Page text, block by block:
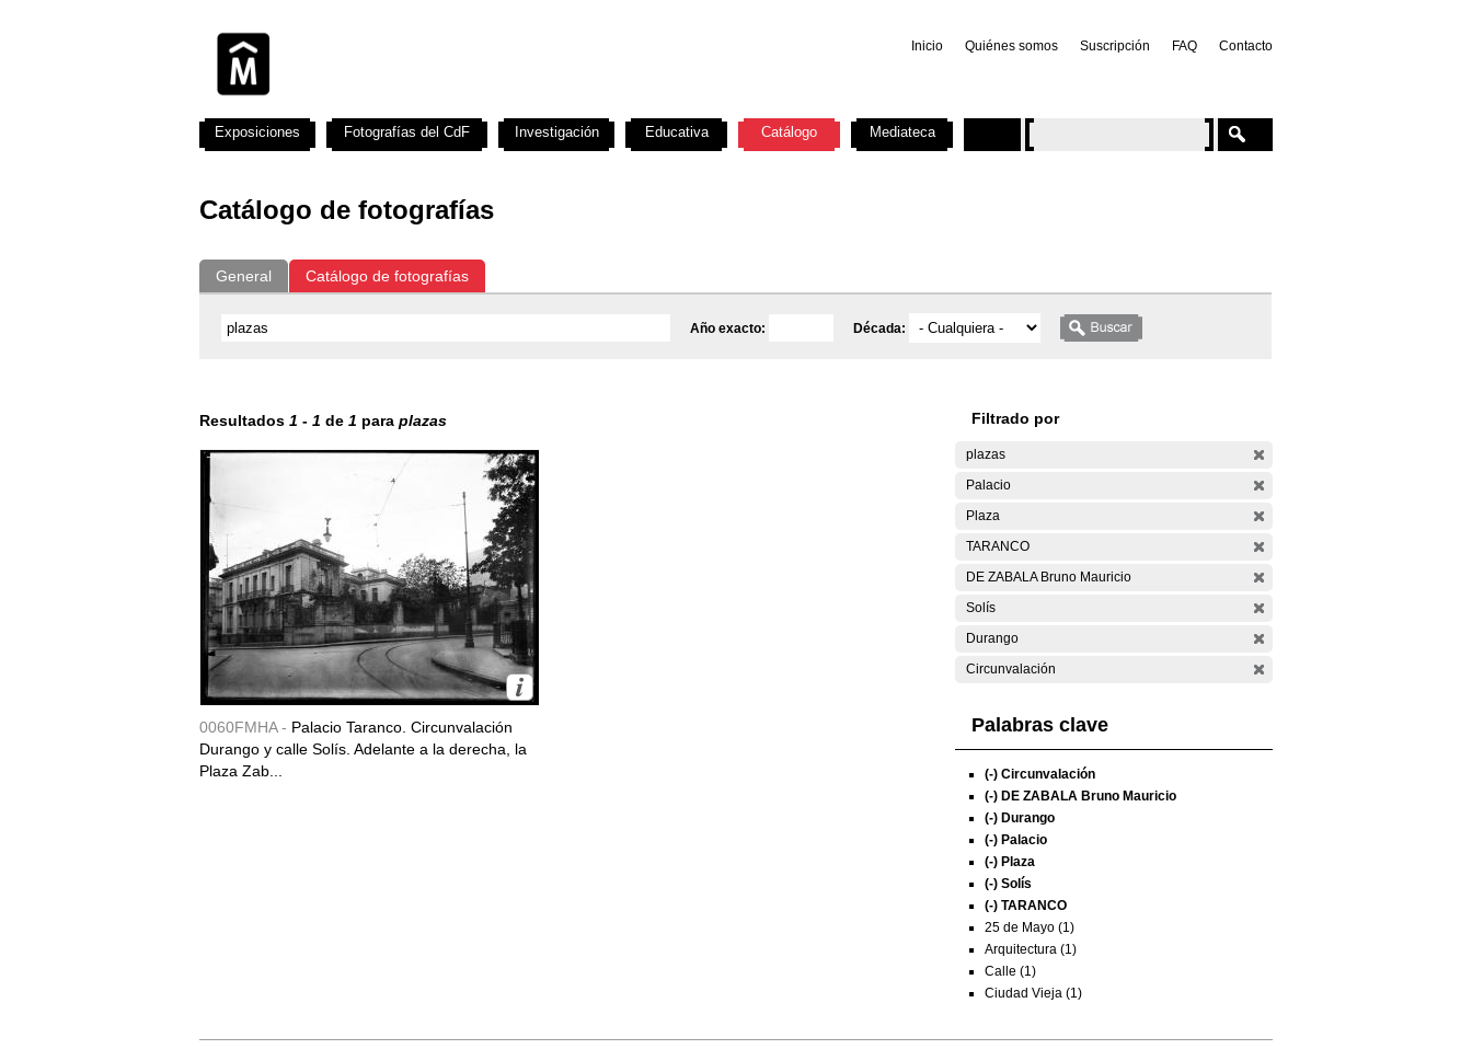
Inicio Quiénes somos Suscripción FAQ Contacto
Catálogo de fotografías
General Catálogo de fotografías
Año exacto: Década:
Resultados 1 - 1 de 1 para plazas
0060FMHA - Palacio Taranco. Circunvalación
Durango y calle Solís. Adelante a la derecha, la
Plaza Zab...
Filtrado por
plazas
Palacio
Plaza
TARANCO
DE ZABALA Bruno Mauricio
Solís
Durango
Circunvalación
Palabras clave
(-) Circunvalación
(-) DE ZABALA Bruno Mauricio
(-) Durango
(-) Palacio
(-) Plaza
(-) Solís
(-) TARANCO
25 de Mayo (1)
Arquitectura (1)
Calle (1)
Ciudad Vieja (1)
Exposiciones Fotografías del CdF Investigación Educativa Catálogo Mediateca